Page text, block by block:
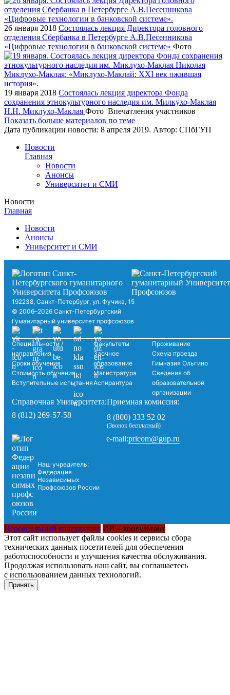
26 января 2018 Состоялась лекция Директора головного
отделения Сбербанка в Петербурге А.В.Песенникова
«Цифровые технологии в банковской системе» Фото
19 января 2018 Состоялась лекция директора Фонда
сохранения этнокультурного наследия им. Милкухо-Маклая
Н.Н. Миклухо-Маклая Фото Впечатления участников
Показать больше материалов по теме
Дата публикации новости: 8 апреля 2019. Автор: СПбГУП
Новости
Главная
Новости
Анонсы
Университет и СМИ
Новости
Главная
Новости
Анонсы
Университет и СМИ
192238, Санкт-Петербург, ул. Фучика, 15
© 2006–2026 Санкт-Петербургский
Гуманитарный университет профсоюзов
Специальности /
направления
Сроки обучения
Стоимость обучения
Вступительные испытания
Факультеты
Заочное
образование
Магистратура
Аспирантура
Проживание
Схема проезда
Гимназия Ольгино
Сведения об
образовательной
организации
Справочная Университета:
8 (812) 269-57-58
Приемная комиссия:
8 (800) 333 52 02
(Звонок бесплатный)
Наш учредитель:
Федерация
Независимых
Профсоюзов России
e-mail:pricom@gup.ru
Персональный консультант ИИ – консультант
Этот сайт использует файлы cookies и сервисы сбора
технических данных посетителей для обеспечения
работоспособности и улучшения качества обслуживания.
Продолжая использовать наш сайт, вы соглашаетесь
с использованием данных технологий.
Принять